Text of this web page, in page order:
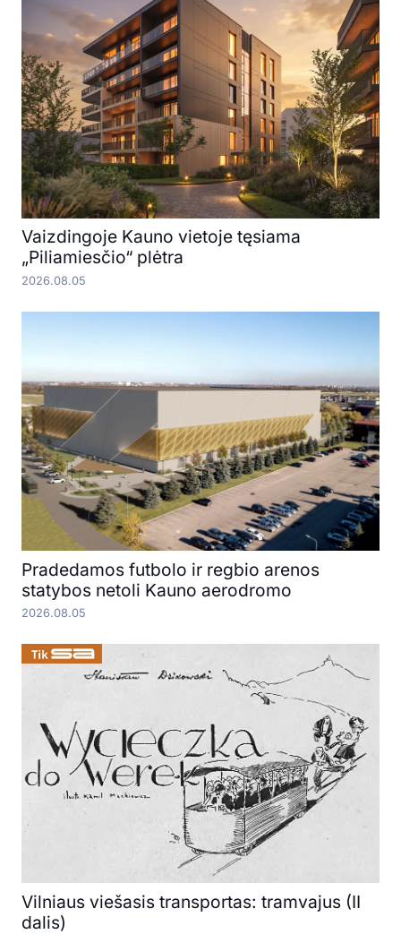
Vaizdingoje Kauno vietoje tęsiama
„Piliamiesčio“ plėtra
2026.08.05
Pradedamos futbolo ir regbio arenos
statybos netoli Kauno aerodromo
2026.08.05
Vilniaus viešasis transportas: tramvajus (II
dalis)